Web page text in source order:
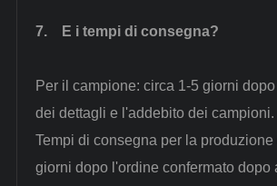
7. E i tempi di consegna?
Per il campione: circa 1-5 giorni
dei dettagli e l'addebito dei campioni.
Tempi di consegna per la produzione
giorni dopo l'ordine confermato dopo